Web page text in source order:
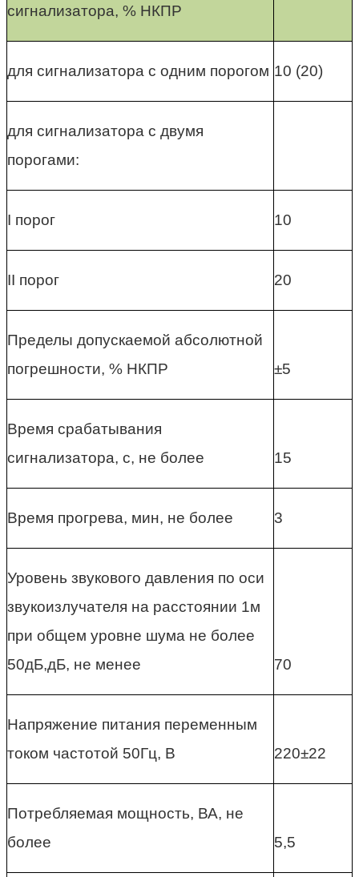
сигнализатора, % НКПР
для сигнализатора с одним порогом 10 (20)
для сигнализатора с двумя
порогами:
I порог 10
II порог 20
Пределы допускаемой абсолютной
погрешности, % НКПР
±5
Время срабатывания
сигнализатора, с, не более
15
Время прогрева, мин, не более 3
Уровень звукового давления по оси
звукоизлучателя на расстоянии 1м
при общем уровне шума не более
50дБ,дБ, не менее
70
Напряжение питания переменным
током частотой 50Гц, В
220±22
Потребляемая мощность, ВА, не
более
5,5